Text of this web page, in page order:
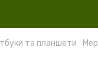
та планшети